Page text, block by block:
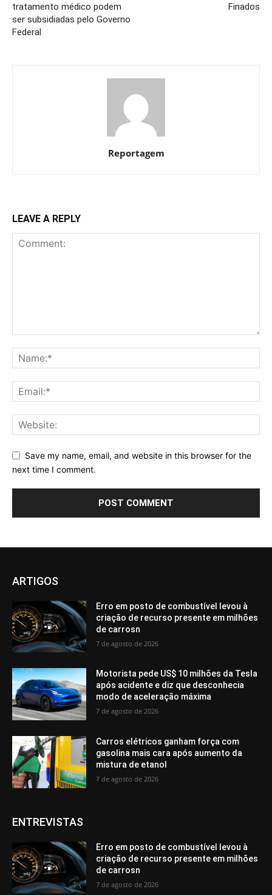
tratamento médico podem
ser subsidiadas pelo Governo
Federal
Finados
Reportagem
LEAVE A REPLY
Save my name, email, and website in this browser for the
next time I comment.
ARTIGOS
Erro em posto de combustível levou à
criação de recurso presente em milhões
de carrosn
7 de agosto de 2026
Motorista pede US$ 10 milhões da Tesla
após acidente e diz que desconhecia
modo de aceleração máxima
7 de agosto de 2026
Carros elétricos ganham força com
gasolina mais cara após aumento da
mistura de etanol
7 de agosto de 2026
ENTREVISTAS
Erro em posto de combustível levou à
criação de recurso presente em milhões
de carrosn
7 de agosto de 2026